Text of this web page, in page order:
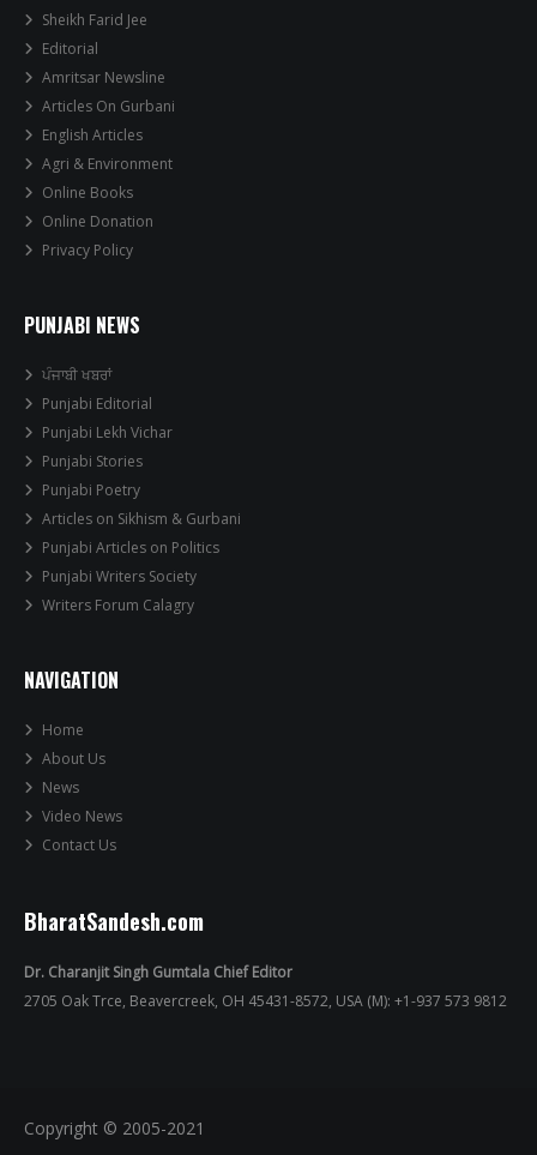
Sheikh Farid Jee
Editorial
Amritsar Newsline
Articles On Gurbani
English Articles
Agri & Environment
Online Books
Online Donation
Privacy Policy
PUNJABI NEWS
ਪੰਜਾਬੀ ਖਬਰਾਂ
Punjabi Editorial
Punjabi Lekh Vichar
Punjabi Stories
Punjabi Poetry
Articles on Sikhism & Gurbani
Punjabi Articles on Politics
Punjabi Writers Society
Writers Forum Calagry
NAVIGATION
Home
About Us
News
Video News
Contact Us
BharatSandesh.com
Dr. Charanjit Singh Gumtala Chief Editor
2705 Oak Trce, Beavercreek, OH 45431-8572, USA (M): +1-937 573 9812
Copyright © 2005-2021